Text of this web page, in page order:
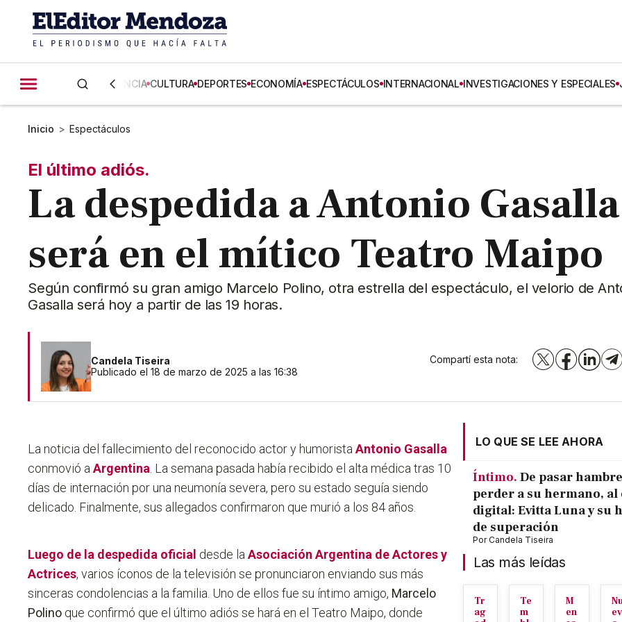
CIENCIA CULTURA DEPORTES ECONOMÍA ESPECTÁCULOS INTERNACIONAL INVESTIGACIONES Y ESPECIALES
Inicio > Espectáculos
El último adiós.
La despedida a Antonio Gasalla
será en el mítico Teatro Maipo
Según confirmó su gran amigo Marcelo Polino, otra estrella del espectáculo, el velorio de
Gasalla será hoy a partir de las 19 horas.
Candela Tiseira
Publicado el 18 de marzo de 2025 a las 16:38
Compartí esta nota: X Facebook
La noticia del fallecimiento del reconocido actor y humoristaAntonio Gasalla
conmovió aArgentina . La semana pasada había recibido el alta médica tras 10
días de internación por una neumonía severa, pero su estado seguía siendo
delicado. Finalmente, sus allegados confirmaron que murió a los 84 años.
Luego de la despedida oficial desde laAsociación Argentina de Actores y
Actrices, varios íconos de la televisión se pronunciaron enviando sus más
sinceras condolencias a la familia. Uno de ellos fue su íntimo amigo, Marcelo
Polino que confirmó que el último adiós se hará en el Teatro Maipo, donde
LO QUE SE LEE AHORA
Íntimo. De pasar
perder a su hermano, al
digital: Evitta Luna y su
de superación
PorCandela Tiseira
Las más leídas
Tr
ag
Te
m
M
en
ev